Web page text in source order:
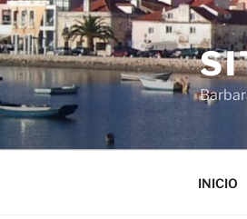
Saltar
para
o
conteúdo
INICIO